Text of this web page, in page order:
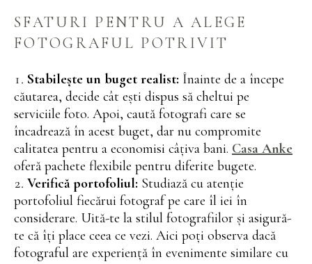
SFATURI PENTRU A ALEGE
FOTOGRAFUL POTRIVIT
Stabilește un buget realist: Înainte de a începe
căutarea, decide cât ești dispus să cheltui pe
serviciile foto. Apoi, caută fotografi care se
încadrează în acest buget, dar nu compromite
calitatea pentru a economisi câțiva bani. Casa Anke
oferă pachete flexibile pentru diferite bugete.
Verifică portofoliul: Studiază cu atenție
portofoliul fiecărui fotograf pe care îl iei în
considerare. Uită-te la stilul fotografiilor și asigură-
te că îți place ceea ce vezi. Aici poți observa dacă
fotograful are experiență în evenimente similare cu